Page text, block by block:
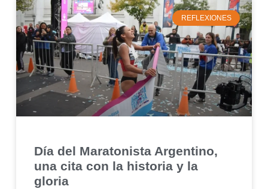
REFLEXIONES
Día del Maratonista Argentino,
una cita con la historia y la
gloria